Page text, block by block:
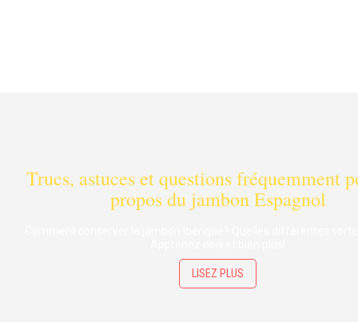
Trucs, astuces et questions fréquemment
propos du jambon Espagnol
LISEZ PLUS